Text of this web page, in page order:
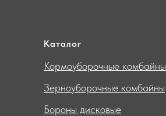
Каталог
Кормоуборочные комбайны
Зерноуборочные комбайны
Бороны дисковые